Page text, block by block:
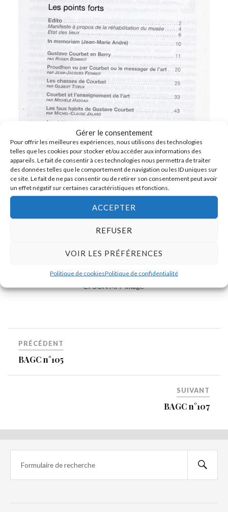
Gérer le consentement
Pour offrir les meilleures expériences, nous utilisons des technologies
telles que les cookies pour stocker et/ou accéder aux informations des
appareils. Le fait de consentir à ces technologies nous permettra de traiter
des données telles que le comportement de navigation ou les ID uniques sur
ce site. Le fait de ne pas consentir ou de retirer son consentement peut avoir
un effet négatif sur certaines caractéristiques et fonctions.
ACCEPTER
REFUSER
VOIR LES PRÉFÉRENCES
Politique de cookiesPolitique de confidentialité
EPSON MFP image
PRÉCÉDENT
BAGC n°105
SUIVANT
BAGC n°107